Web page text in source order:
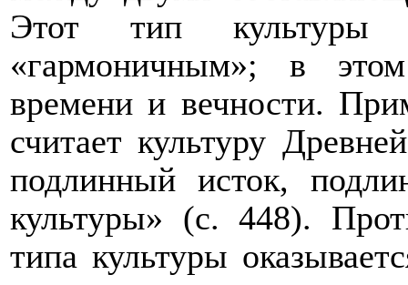
Этот тип культуры
«гармоничным»; в
времени и вечности.
считает культуру
подлинный исток,
культуры» (с. 448).
типа культуры